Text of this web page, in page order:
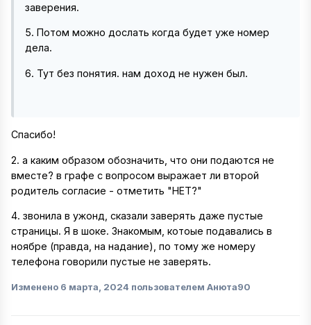
заверения.
5. Потом можно дослать когда будет уже номер
дела.
6. Тут без понятия. нам доход не нужен был.
Спасибо!
2. а каким образом обозначить, что они подаются не
вместе? в графе с вопросом выражает ли второй
родитель согласие - отметить "НЕТ?"
4. звонила в ужонд, сказали заверять даже пустые
страницы. Я в шоке. Знакомым, котоые подавались в
ноябре (правда, на надание), по тому же номеру
телефона говорили пустые не заверять.
Изменено 6 марта, 2024 пользователем Анюта90